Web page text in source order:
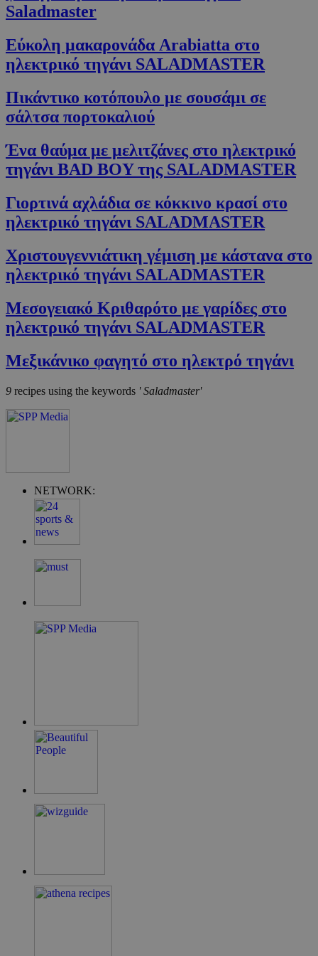
Saladmaster
Εύκολη μακαρονάδα Arabiatta στο
ηλεκτρικό τηγάνι SALADMASTER
Πικάντικο κοτόπουλο με σουσάμι σε
σάλτσα πορτοκαλιού
Ένα θαύμα με μελιτζάνες στο ηλεκτρικό
τηγάνι BAD BOY της SALADMASTER
Γιορτινά αχλάδια σε κόκκινο κρασί στο
ηλεκτρικό τηγάνι SALADMASTER
Χριστουγεννιάτικη γέμιση με κάστανα στο
ηλεκτρικό τηγάνι SALADMASTER
Μεσογειακό Κριθαρότο με γαρίδες στο
ηλεκτρικό τηγάνι SALADMASTER
Μεξικάνικο φαγητό στο ηλεκτρό τηγάνι
9 recipes using the keywords ' Saladmaster'
NETWORK:
G_ENABLED_IDPS
Google LLC
takeOverCookie
cyprus.wiz-
guide.com
Google Privacy Policy